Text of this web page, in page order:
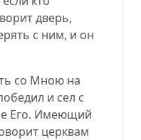
дверь,
с ним, и он
со Мною на
и сел с
Его. Имеющий
церквам